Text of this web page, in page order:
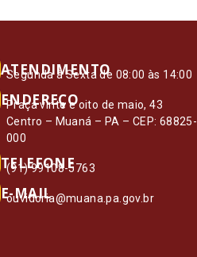
ATENDIMENTO
Segunda à Sexta de 08:00 às 14:00
ENDEREÇO
Praça vinte e oito de maio, 43
Centro – Muaná – PA – CEP: 68825-
000
TELEFONE
(91) 99108-5763
E-MAIL
ouvidoria@muana.pa.gov.br